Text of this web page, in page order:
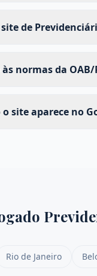
de
normas da OAB/
site aparece no
Rio de Janeiro